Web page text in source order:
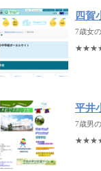
四賀
7歳女
平井
7歳男